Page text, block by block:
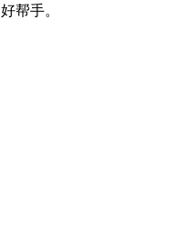
帮手。